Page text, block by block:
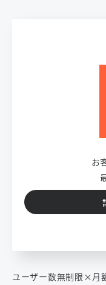
お
ユーザー数無制限×月